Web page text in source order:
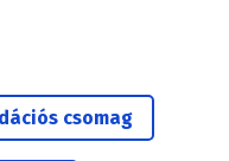
csomag